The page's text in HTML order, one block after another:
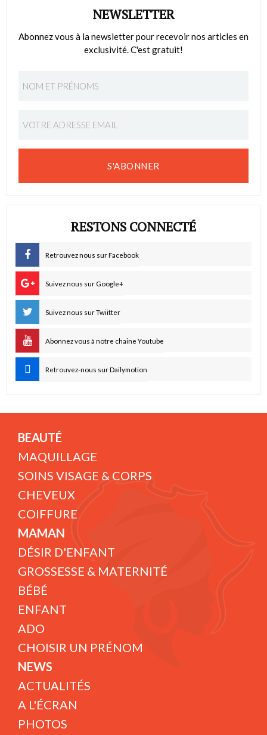
NEWSLETTER
Abonnez vous à la newsletter pour recevoir nos articles en
exclusivité. C'est gratuit!
S'ABONNER
RESTONS CONNECTÉ
Retrouvez nous sur Facebook
Suivez nous sur Google+
Suivez nous sur Twiitter
Abonnez vous à notre chaine Youtube
Retrouvez-nous sur Dailymotion
BEAUTÉ
MAQUILLAGE
SOINS VISAGE & CORPS
CHEVEUX
COIFFURE
MAMAN
DÉSIR D'ENFANT
GROSSESSE & MATERNITÉ
BÉBÉ
ENFANT
ADO
CHOISIR UN PRÉNOM
NEWS
ACTUALITÉS
A L'ÉCRAN
PHOTOS